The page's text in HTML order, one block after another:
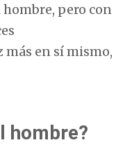
pero con
en sí mismo,
hombre?